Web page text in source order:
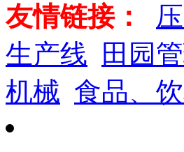
友情链接：
生产线
田园
机械 食品、